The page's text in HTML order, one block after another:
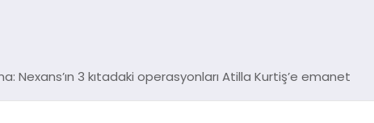
3 kıtadaki operasyonları Atilla Kurtiş’e emanet